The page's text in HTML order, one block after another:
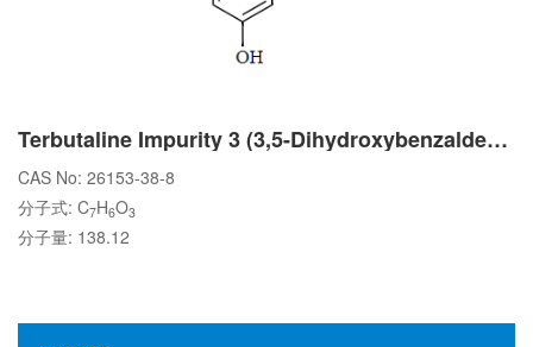
Terbutaline Impurity 3 (3,5-Dihydroxybenzaldehyde)
CAS No: 26153-38-8
分子式: C7H6O3
分子量: 138.12